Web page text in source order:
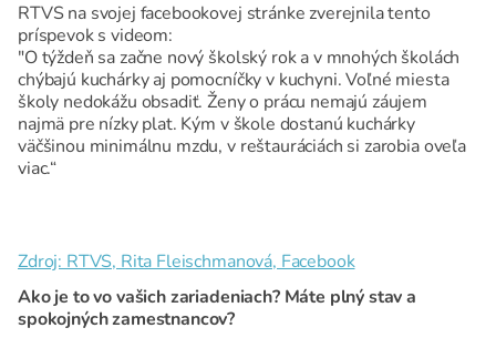
RTVS na svojej facebookovej stránke zverejnila tento
príspevok s videom:
"O týždeň sa začne nový školský rok a v mnohých školách
chýbajú kuchárky aj pomocníčky v kuchyni. Voľné miesta
školy nedokážu obsadiť. Ženy o prácu nemajú záujem
najmä pre nízky plat. Kým v škole dostanú kuchárky
väčšinou minimálnu mzdu, v reštauráciách si zarobia oveľa
viac.“
Zdroj: RTVS, Rita Fleischmanová, Facebook
Ako je to vo vašich zariadeniach? Máte plný stav a
spokojných zamestnancov?